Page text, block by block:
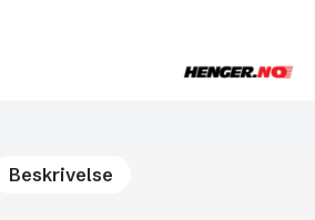
Beskrivelse